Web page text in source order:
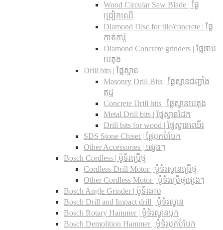
Wood Circular Saw Blade | ផ្លែ
ជ្រៀកឈើ
Diamond Disc for tile/concrete​ | ផ្លែ
កាត់ការ៉ូ
Diamond Concrete grinders | ផ្លែឆាប
បេតុង
Drill bits |​ ផ្លែស្វាន
Masonry Drill Bits |​ ផ្លែស្វានជញ្ជាំង
ឥដ្ឋ
Concrete Drill bits |​ ផ្លែស្វានបេតុង
Metal Drill bits |​ ផ្លែស្វានដែក
Drill bits for wood |​ ផ្លែស្វានឈើរ
SDS Stone Chiset |​ ផ្លែបុកបំបែក
Other Accessories | ផ្សេងៗ
Bosch Cordless | ម៉ូទ័រប្រើថ្ម
Cordless-Drill Motor | ម៉ូទ័រស្វានប្រើថ្ម
Other Cordless Motor | ម៉ូទ័រប្រើថ្មផ្សេងៗ
Bosch Angle Grinder | ម៉ូទ័រឆាប
Bosch Drill and Impact drill | ម៉ូទ័រស្វាន
Bosch Rotary Hammer | ម៉ូទ័រស្វានបុក
Bosch Demolition Hammer | ម៉ូទ័របុកបំបែក